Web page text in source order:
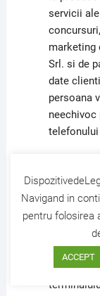
servicii
marketing
Srl. si de
date
persoana
neechivoc
Datele dvs.
uri si trackeri,
necesar,
Imbunatatirea
https://
Navigand in
pentru folosirea
ACCEPT